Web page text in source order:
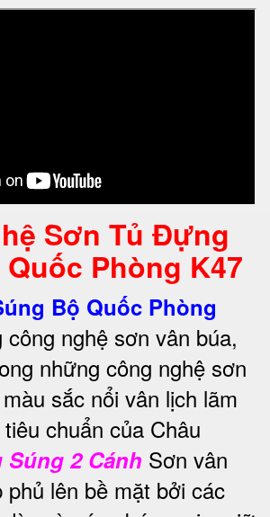
Sơn Tủ Đựng
Phòng K47
Bộ Quốc Phòng
công nghệ sơn vân búa,
những công nghệ sơn
sắc nổi vân lịch lãm
chuẩn của Châu
2 Cánh Sơn vân
phủ lên bề mặt bởi các